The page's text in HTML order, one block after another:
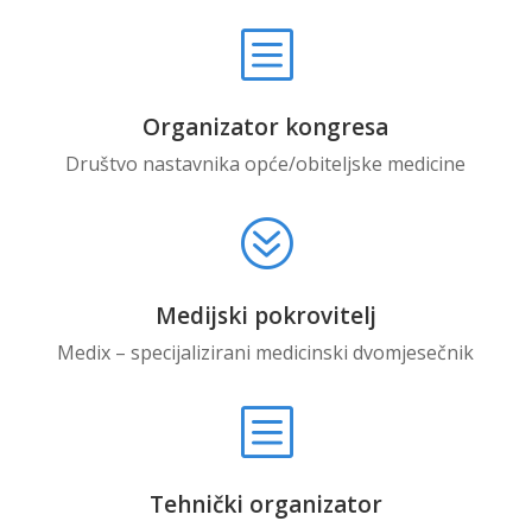
b
Organizator kongresa
Društvo nastavnika opće/obiteljske medicine
?
Medijski pokrovitelj
Medix – specijalizirani medicinski dvomjesečnik
b
Tehnički organizator